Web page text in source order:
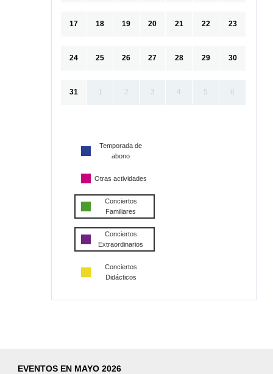
17 18 19 20 21 22 23
24 25 26 27 28 29 30
31 1 2 3 4 5 6
Temporada de
abono
Otras actividades
Conciertos
Familiares
Conciertos
Extraordinarios
Conciertos
Didácticos
EVENTOS EN MAYO 2026